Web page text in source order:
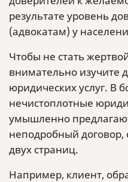
результате уровень
(адвокатам) у
Чтобы не стать
внимательно изучите
юридических услуг. В
нечистоплотные
умышленно
неподробный договор,
двух страниц.
Например, клиент,